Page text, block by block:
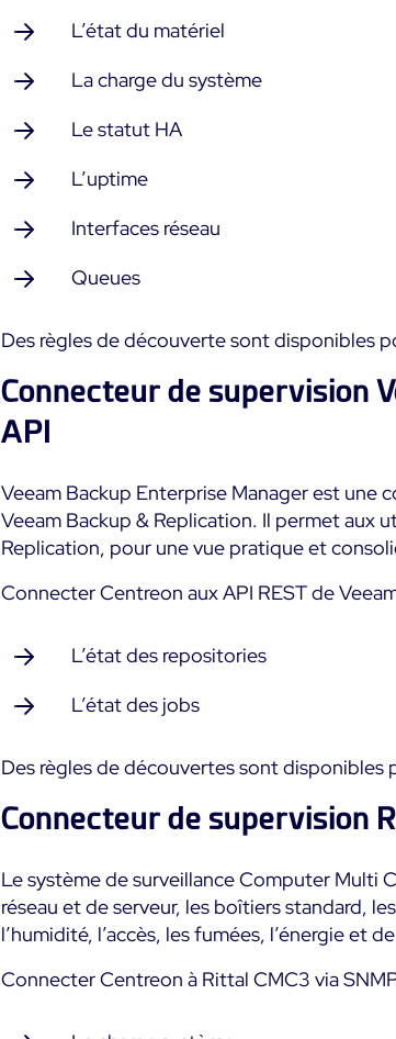
L’état du matériel
La charge du système
Le statut HA
L’uptime
Interfaces réseau
Queues
Des règles de découverte sont disponibles
Connecteur de supervision
API
Veeam Backup Enterprise Manager est une
Veeam Backup & Replication. Il permet aux
Replication, pour une vue pratique et
Connecter Centreon aux API REST de
L’état des repositories
L’état des jobs
Des règles de découvertes sont disponibles
Connecteur de supervision
Le système de surveillance Computer Multi
réseau et de serveur, les boîtiers standard,
l’humidité, l’accès, les fumées, l’énergie et
Connecter Centreon à Rittal CMC3 via